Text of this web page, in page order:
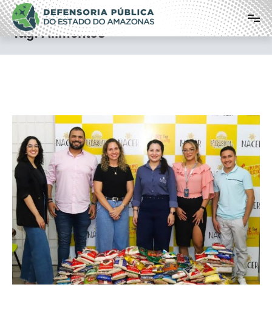
Pular
para
o
conteúdo
Defensoria Pública do Estado do
Amazonas
Tag:Alimentos